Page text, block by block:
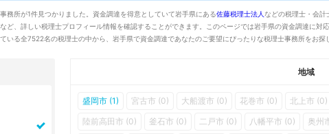
務所が1件見つかりました。資金調達を得意としていて岩手県にある佐藤税理士法人 などの税理士・会計
ど、詳しい税理士プロフィール情報を確認することができます。このページでは岩手県の資金調達に対
いる全7522名の税理士の中から、岩手県で資金調達であなたのご要望にぴったりな税理士事務所をお探
地域
盛岡市 (1) 宮古市 (0) 大船渡市 (0) 花巻市 (0) 北上市 (0)
陸前高田市 (0)
釜石市 (0) 二戸市 (0) 八幡平市 (0) 奥州